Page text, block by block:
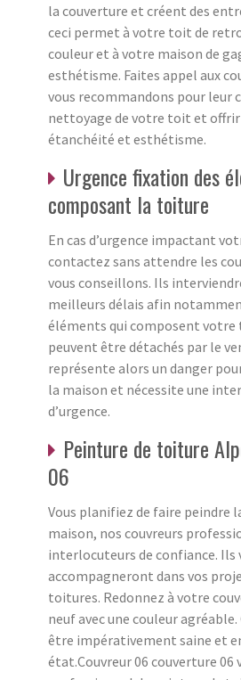
la couverture et créent des
ceci permet à votre toit de
couleur et à votre maison de
esthétisme. Faites appel aux
vous recommandons pour leur
nettoyage de votre toit et
étanchéité et esthétisme.
Urgence fixation des
composant la toiture
En cas d’urgence impactant
contactez sans attendre les
vous conseillons. Ils
meilleurs délais afin
éléments qui composent votre
peuvent être détachés par le
représente alors un danger
la maison et nécessite une
d’urgence.
Peinture de toiture
06
Vous planifiez de faire peindre
maison, nos couvreurs
interlocuteurs de confiance. Ils
accompagneront dans vos
toitures. Redonnez à votre
neuf avec une couleur
être impérativement saine et
état.Couvreur 06 couverture 06